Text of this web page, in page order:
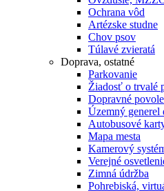
Ochrana vôd
Artézske studne
Chov psov
Túlavé zvieratá
Doprava, ostatné
Parkovanie
Žiadosť o trvalé
Dopravné
Územný generel
Autobusové
Mapa mesta
Kamerový
Verejné
Zimná údržba
Pohrebiská,